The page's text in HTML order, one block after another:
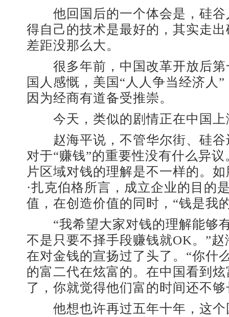
他回国后的一个体会是，硅谷
得自己的技术是最好的，其实走
差距没那么大。
很多年前，中国改革开放后第
国人感慨，美国“人人争当经济人
因为经商有道备受推崇。
今天，类似的剧情正在中国上
赵海平说，不管华尔街、硅谷
对于“赚钱”的重要性没有什么异
片区域对钱的理解是不一样的。
·扎克伯格所言，成立企业的目的
值，在创造价值的同时，“钱是我
“我希望大家对钱的理解能够
不是只要不择手段赚钱就OK。”
在对金钱的宣扬过了头了。“你什
的富二代在炫富的。在中国看到
了，你就觉得他们富的时间还不够
他想也许再过五年十年，这个